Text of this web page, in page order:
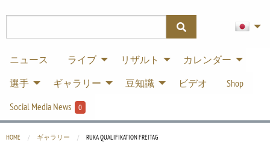
ニュース ライブ リザルト
カレンダー
選手
ギャラリー 豆知識 ビデオ
Shop
Social Media News
0
HOME ギャラリー CURRENT:
RUKA QUALIFIKATION FREITAG